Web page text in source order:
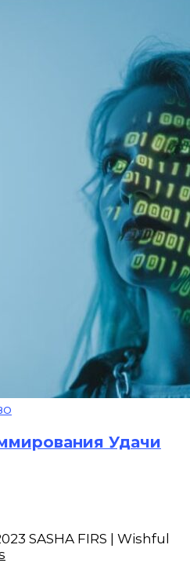
Удачи
SASHA FIRS | Wishful